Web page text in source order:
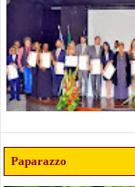
Paparazzo